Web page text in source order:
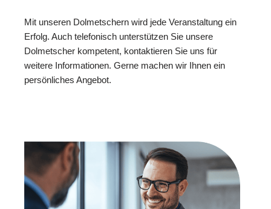
Mit unseren Dolmetschern wird jede Veranstaltung ein
Erfolg. Auch telefonisch unterstützen Sie unsere
Dolmetscher kompetent, kontaktieren Sie uns für
weitere Informationen. Gerne machen wir Ihnen ein
persönliches Angebot.